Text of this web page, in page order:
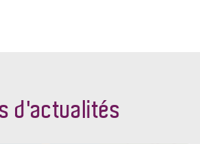
d'actualités